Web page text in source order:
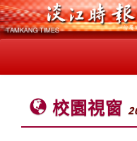
校園視窗